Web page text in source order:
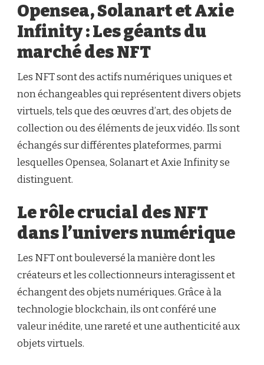
Opensea, Solanart et Axie
Infinity : Les géants du
marché des NFT
Les NFT sont des actifs numériques uniques et
non échangeables qui représentent divers objets
virtuels, tels que des œuvres d’art, des objets de
collection ou des éléments de jeux vidéo. Ils sont
échangés sur différentes plateformes, parmi
lesquelles Opensea, Solanart et Axie Infinity se
distinguent.
Le rôle crucial des NFT
dans l’univers numérique
Les NFT ont bouleversé la manière dont les
créateurs et les collectionneurs interagissent et
échangent des objets numériques. Grâce à la
technologie blockchain, ils ont conféré une
valeur inédite, une rareté et une authenticité aux
objets virtuels.